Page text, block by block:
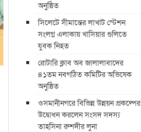
অনুষ্ঠিত
সিলেটে সীমান্তের লাখাট স্টেশন
সংলগ্ন এলাকায় খাসিয়ার গুলিতে
যুবক নিহত
রোটারি ক্লাব অব জালালাবাদের
৪১তম নবগঠিত কমিটির অভিষেক
অনুষ্ঠিত
ওসমানীনগরে বিভিন্ন উন্নয়ন প্রকল্পের
উদ্বোধন করলেন সংসদ সদস্য
তাহসিনা রুশদীর লুনা